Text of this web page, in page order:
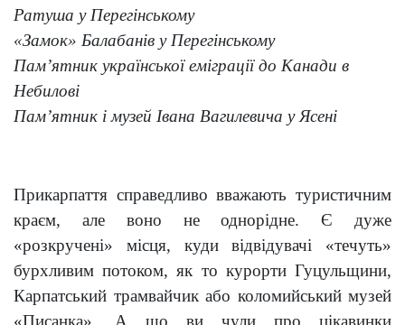
Ратуша у Перегінському
«Замок» Балабанів у Перегінському
Пам’ятник української еміграції до Канади в
Небилові
Пам’ятник і музей Івана Вагилевича у Ясені
Прикарпаття справедливо вважають туристичним
краєм, але воно не однорідне. Є дуже
«розкручені» місця, куди відвідувачі «течуть»
бурхливим потоком, як то курорти Гуцульщини,
Карпатський трамвайчик або коломийський музей
«Писанка». А що ви чули про цікавинки